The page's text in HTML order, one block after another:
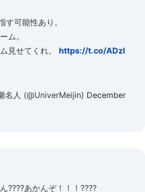
す可能性あり。
ム。
見せてくれ。 https://t.co/ADzl
名人 (@UniverMeijin) December
????あかんぞ！！！????